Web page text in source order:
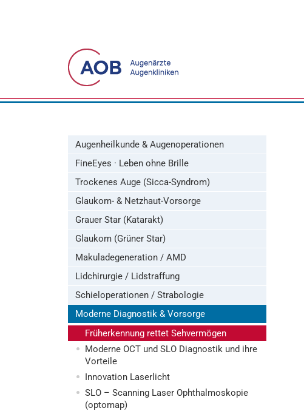
Augenheilkunde & Augenoperationen
FineEyes · Leben ohne Brille
Trockenes Auge (Sicca-Syndrom)
Glaukom- & Netzhaut-Vorsorge
Grauer Star (Katarakt)
Glaukom (Grüner Star)
Makuladegeneration / AMD
Lidchirurgie / Lidstraffung
Schieloperationen / Strabologie
Moderne Diagnostik & Vorsorge
Früherkennung rettet Sehvermögen
Moderne OCT und SLO Diagnostik und ihre
Vorteile
Innovation Laserlicht
SLO – Scanning Laser Ophthalmoskopie
(optomap)